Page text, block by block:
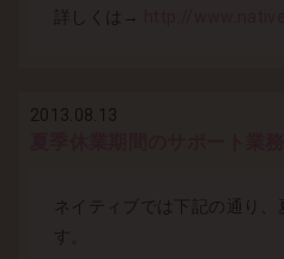
詳しくは→
2013.08.13
ネイティブでは下記の通り、
す。